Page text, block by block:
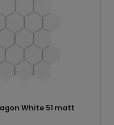
White 51 matt